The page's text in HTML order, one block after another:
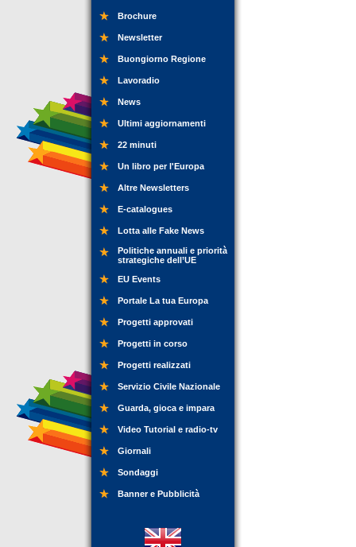
Brochure
Newsletter
Buongiorno Regione
Lavoradio
News
Ultimi aggiornamenti
22 minuti
Un libro per l'Europa
Altre Newsletters
E-catalogues
Lotta alle Fake News
Politiche annuali e priorità
strategiche dell’UE
EU Events
Portale La tua Europa
Progetti approvati
Progetti in corso
Progetti realizzati
Servizio Civile Nazionale
Guarda, gioca e impara
Video Tutorial e radio-tv
Giornali
Sondaggi
Banner e Pubblicità